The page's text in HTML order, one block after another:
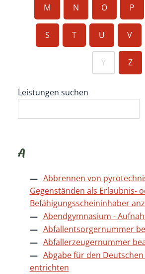
M N O P
S T U V
Y Z
Leistungen suchen
A
Abbrennen von
Gegenständen als Erlaubnis-
Befähigungsscheininhaber
Abendgymnasium -
Abfallentsorgernummer
Abfallerzeugernummer
Abgabe für den
entrichten